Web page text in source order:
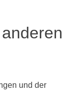
und der